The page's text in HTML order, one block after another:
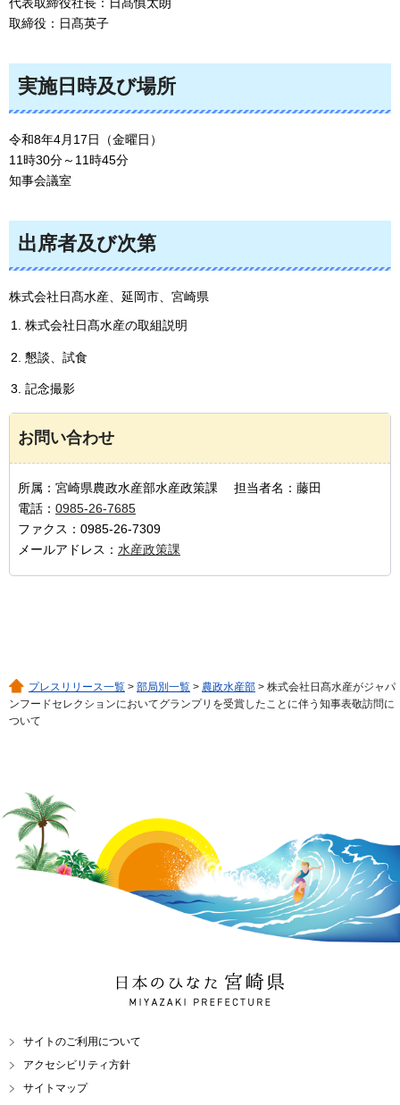
代表取締役社長：日髙慎太朗
取締役：日髙英子
実施日時及び場所
令和8年4月17日（金曜日）
11時30分～11時45分
知事会議室
出席者及び次第
株式会社日髙水産、延岡市、宮崎県
株式会社日髙水産の取組説明
懇談、試食
記念撮影
お問い合わせ
所属：宮崎県農政水産部水産政策課 担当者名：藤田
電話： 0985-26-7685
ファクス：0985-26-7309
メールアドレス： 水産政策課
プレスリリース一覧 > 部局別一覧 > 農政水産部 > 株式会社日髙水産がジャパ
ンフードセレクションにおいてグランプリを受賞したことに伴う知事表敬訪問に
ついて
日本のひなた 宮崎県
MIYAZAKI PREFECTURE
サイトのご利用について
アクセシビリティ方針
サイトマップ